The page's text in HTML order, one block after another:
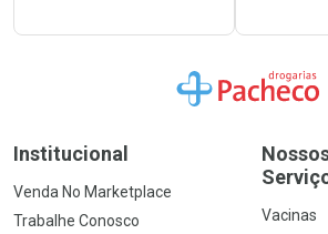
Ir para a Home
Institucional
Venda No Marketplace
Trabalhe Conosco
Vacinas